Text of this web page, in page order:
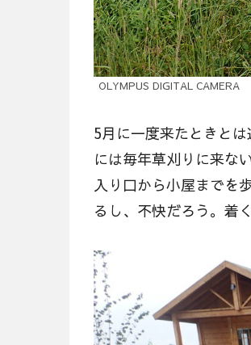
OLYMPUS DIGITAL CAMERA
5月に一度来たときと
には毎年草刈りに来な
入り口から小屋までを
るし、不快だろう。着